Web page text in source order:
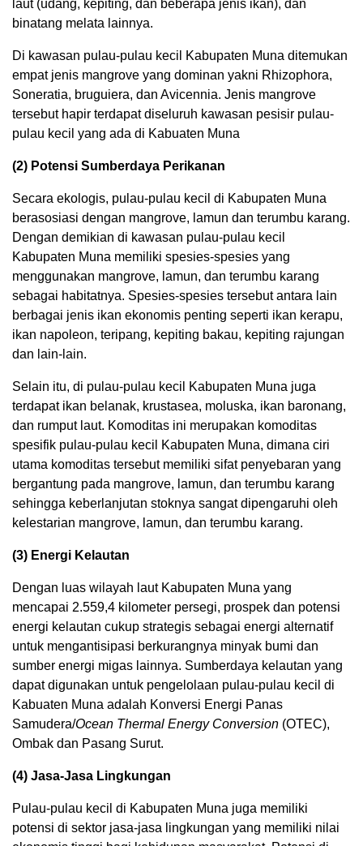
laut (udang, kepiting, dan beberapa jenis ikan), dan
binatang melata lainnya.
Di kawasan pulau-pulau kecil Kabupaten Muna ditemukan
empat jenis mangrove yang dominan yakni Rhizophora,
Soneratia, bruguiera, dan Avicennia. Jenis mangrove
tersebut hapir terdapat diseluruh kawasan pesisir pulau-
pulau kecil yang ada di Kabuaten Muna
(2) Potensi Sumberdaya Perikanan
Secara ekologis, pulau-pulau kecil di Kabupaten Muna
berasosiasi dengan mangrove, lamun dan terumbu karang.
Dengan demikian di kawasan pulau-pulau kecil
Kabupaten Muna memiliki spesies-spesies yang
menggunakan mangrove, lamun, dan terumbu karang
sebagai habitatnya. Spesies-spesies tersebut antara lain
berbagai jenis ikan ekonomis penting seperti ikan kerapu,
ikan napoleon, teripang, kepiting bakau, kepiting rajungan
dan lain-lain.
Selain itu, di pulau-pulau kecil Kabupaten Muna juga
terdapat ikan belanak, krustasea, moluska, ikan baronang,
dan rumput laut. Komoditas ini merupakan komoditas
spesifik pulau-pulau kecil Kabupaten Muna, dimana ciri
utama komoditas tersebut memiliki sifat penyebaran yang
bergantung pada mangrove, lamun, dan terumbu karang
sehingga keberlanjutan stoknya sangat dipengaruhi oleh
kelestarian mangrove, lamun, dan terumbu karang.
(3) Energi Kelautan
Dengan luas wilayah laut Kabupaten Muna yang
mencapai 2.559,4 kilometer persegi, prospek dan potensi
energi kelautan cukup strategis sebagai energi alternatif
untuk mengantisipasi berkurangnya minyak bumi dan
sumber energi migas lainnya. Sumberdaya kelautan yang
dapat digunakan untuk pengelolaan pulau-pulau kecil di
Kabuaten Muna adalah Konversi Energi Panas
Samudera/Ocean Thermal Energy Conversion (OTEC),
Ombak dan Pasang Surut.
(4) Jasa-Jasa Lingkungan
Pulau-pulau kecil di Kabupaten Muna juga memiliki
potensi di sektor jasa-jasa lingkungan yang memiliki nilai